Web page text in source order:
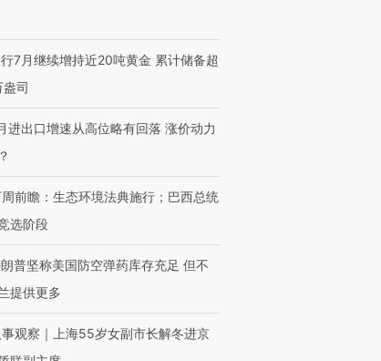
7月继续增持近20吨黄金 累计储备超
司
进出口增速从高位略有回落 涨价动力
前瞻：生态环境法典施行；巴西总统
选阶段
普坚称美国防空弹药库存充足 但不
提供更多
事观察｜上海55岁女副市长解冬进京